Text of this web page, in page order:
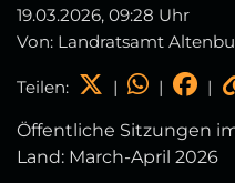
19.03.2026, 09:28 Uhr
Von: Landratsamt
Teilen: | | |
Öffentliche Sitzungen
Land: March-April 2026